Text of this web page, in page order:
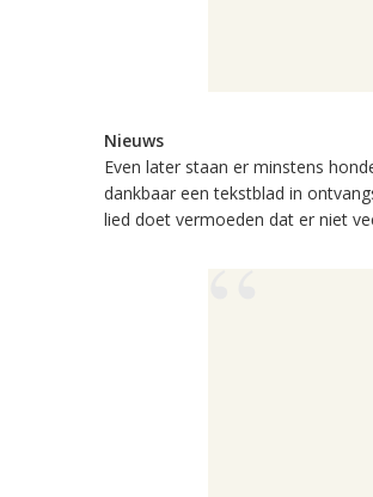
Nieuws
Even later staan er minstens
dankbaar een tekstblad in
lied doet vermoeden dat er niet